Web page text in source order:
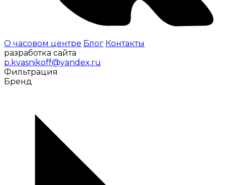
О часовом центре Блог Контакты
разработка сайта
p.kvasnikoff@yandex.ru
Фильтрация
Бренд